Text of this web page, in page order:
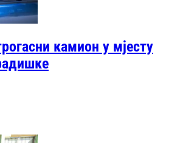
камион у мјесту